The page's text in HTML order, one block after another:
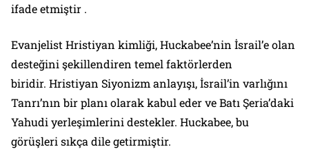
ifade etmiştir .
Evanjelist Hristiyan kimliği, Huckabee’nin İsrail’e olan
desteğini şekillendiren temel faktörlerden
biridir. Hristiyan Siyonizm anlayışı, İsrail’in varlığını
Tanrı’nın bir planı olarak kabul eder ve Batı Şeria’daki
Yahudi yerleşimlerini destekler. Huckabee, bu
görüşleri sıkça dile getirmiştir.